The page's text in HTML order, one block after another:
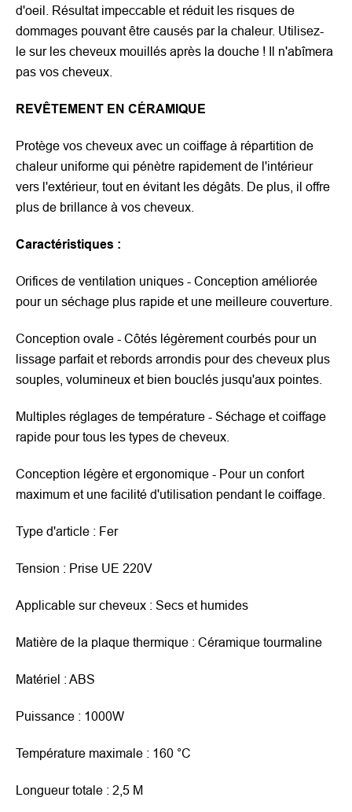
d'oeil. Résultat impeccable et réduit les risques de
dommages pouvant être causés par la chaleur. Utilisez-
le sur les cheveux mouillés après la douche ! Il n'abîmera
pas vos cheveux.
REVÊTEMENT EN CÉRAMIQUE
Protège vos cheveux avec un coiffage à répartition de
chaleur uniforme qui pénètre rapidement de l'intérieur
vers l'extérieur, tout en évitant les dégâts. De plus, il offre
plus de brillance à vos cheveux.
Caractéristiques :
Orifices de ventilation uniques - Conception améliorée
pour un séchage plus rapide et une meilleure couverture.
Conception ovale - Côtés légèrement courbés pour un
lissage parfait et rebords arrondis pour des cheveux plus
souples, volumineux et bien bouclés jusqu'aux pointes.
Multiples réglages de température - Séchage et coiffage
rapide pour tous les types de cheveux.
Conception légère et ergonomique - Pour un confort
maximum et une facilité d'utilisation pendant le coiffage.
Type d'article : Fer
Tension : Prise UE 220V
Applicable sur cheveux : Secs et humides
Matière de la plaque thermique : Céramique tourmaline
Matériel : ABS
Puissance : 1000W
Température maximale : 160 °C
Longueur totale : 2,5 M